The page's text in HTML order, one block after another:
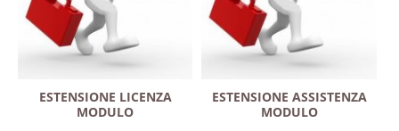
ESTENSIONE LICENZA
MODULO
ESTENSIONE ASSISTENZA
MODULO